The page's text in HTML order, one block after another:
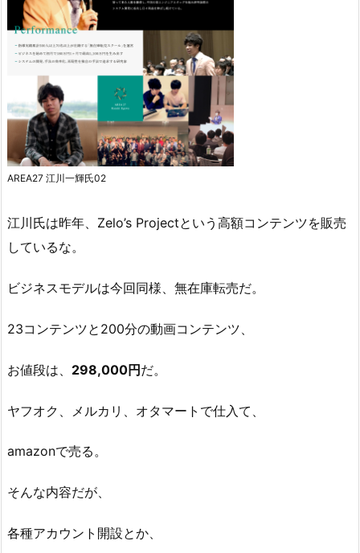
AREA27 江川一輝氏02
江川氏は昨年、Zelo’s Projectという高額コンテンツを販売
しているな。
ビジネスモデルは今回同様、無在庫転売だ。
23コンテンツと200分の動画コンテンツ、
お値段は、 298,000円だ。
ヤフオク、メルカリ、オタマートで仕入て、
amazonで売る。
そんな内容だが、
各種アカウント開設とか、